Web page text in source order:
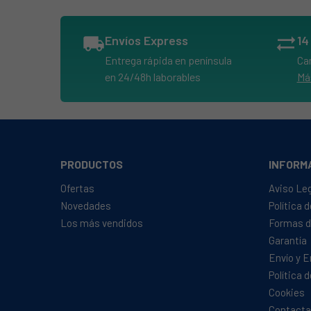
ARISTON, AS60VEX
ARISTON, AS60VEX60HZ
ARISTON, TCM80C6PEX
ARISTON, TCM80C6PEX60HZ
local_shippingEnvíos Express
Entrega rápida en península
en 24/48h laborables
sync_alt
PRODUCTOS
Ofertas
Novedades
Los más vendidos
Aviso
Política
Formas
Garantía
Envío y
Política
Cookies